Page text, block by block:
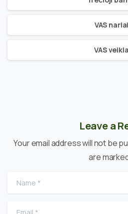
VAS nariai
VAS veikla
Leave a
Your email address will not be
are
Name
Email